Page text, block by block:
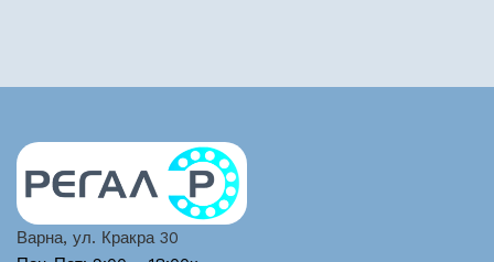
Варна, ул. Кракра 30